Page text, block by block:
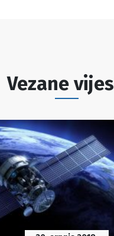
Vezane